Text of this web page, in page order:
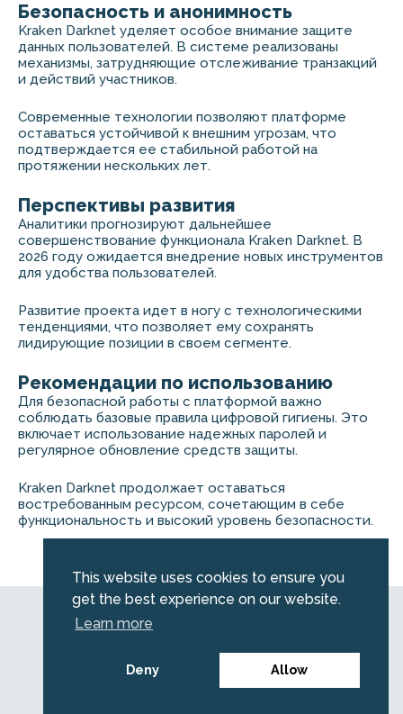
Безопасность и анонимность
Kraken Darknet уделяет особое внимание защите
данных пользователей. В системе реализованы
механизмы, затрудняющие отслеживание транзакций
и действий участников.
Современные технологии позволяют платформе
оставаться устойчивой к внешним угрозам, что
подтверждается ее стабильной работой на
протяжении нескольких лет.
Перспективы развития
Аналитики прогнозируют дальнейшее
совершенствование функционала Kraken Darknet. В
2026 году ожидается внедрение новых инструментов
для удобства пользователей.
Развитие проекта идет в ногу с технологическими
тенденциями, что позволяет ему сохранять
лидирующие позиции в своем сегменте.
Рекомендации по использованию
Для безопасной работы с платформой важно
соблюдать базовые правила цифровой гигиены. Это
включает использование надежных паролей и
регулярное обновление средств защиты.
Kraken Darknet продолжает оставаться
востребованным ресурсом, сочетающим в себе
функциональность и высокий уровень безопасности.
© 2026 Emerald. All Rights Reserved.
Legal
This website uses cookies to ensure you
get the best experience on our website.
Learn more
Deny Allow